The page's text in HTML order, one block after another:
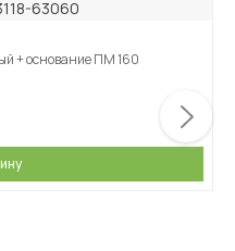
+ основание ПМ 160